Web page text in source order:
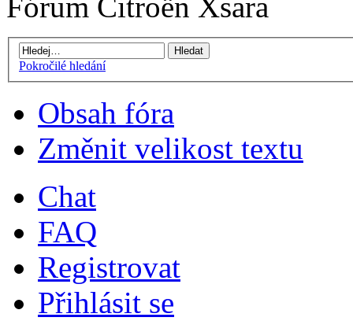
Pokročilé hledání
Obsah fóra
Změnit velikost textu
Chat
FAQ
Registrovat
Přihlásit se